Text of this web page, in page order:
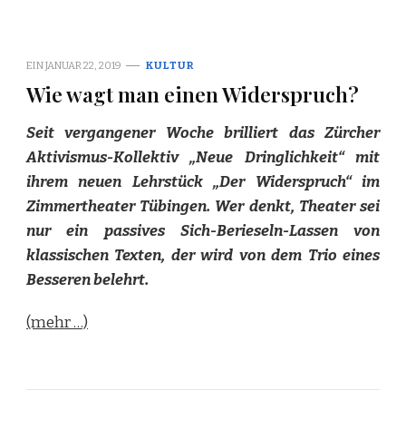
EINJANUAR 22, 2019 KULTUR
Wie wagt man einen Widerspruch?
Seit vergangener Woche brilliert das Zürcher
Aktivismus-Kollektiv „Neue Dringlichkeit“ mit
ihrem neuen Lehrstück „Der Widerspruch“ im
Zimmertheater Tübingen. Wer denkt, Theater sei
nur ein passives Sich-Berieseln-Lassen von
klassischen Texten, der wird von dem Trio eines
Besseren belehrt.
(mehr …)